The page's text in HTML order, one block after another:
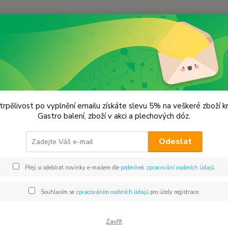
Plechové dózy - kořenky Dóza na cukroví 14x12x6 černá
na cukroví 14x12x6 černá
po vyplnění emailu získáte slevu 5% na veškeré zboží
Gastro balení, zboží v akci a plechových dóz.
Odeslat
Přeji si odebírat novinky e-mailem dle podmínek zpracování osobních údajů.
Souhlasím se zpracováním osobních údajůpro účely registrace.
Zavřít